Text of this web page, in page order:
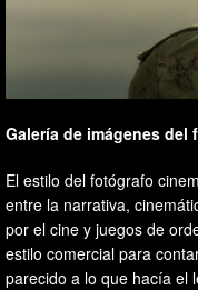
Galería de imágenes del
El estilo del fotógrafo
entre la narrativa,
por el cine y juegos de
estilo comercial para
parecido a lo que hacía el